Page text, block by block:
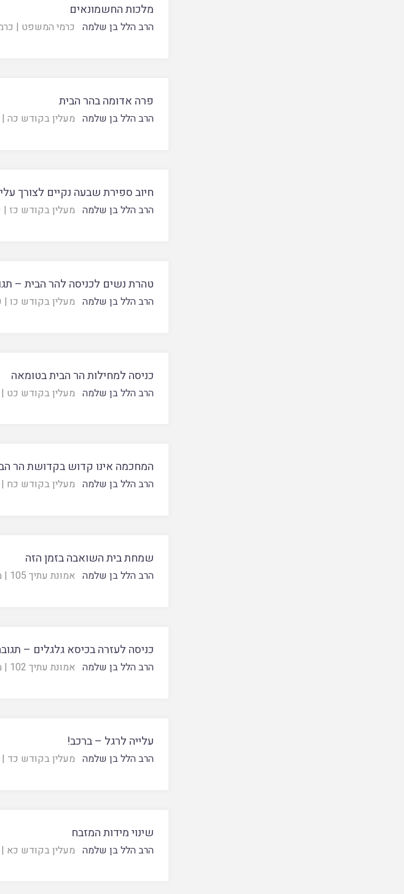
מלכות החשמונאים
הרב הלל בן שלמה כרמי המשפט |
פרה אדומה בהר הבית
הרב הלל בן שלמה מעלין בקודש כה |
חיוב ספירת שבעה נקיים לצורך
הרב הלל בן שלמה מעלין בקודש כז |
טהרת נשים לכניסה להר הבית –
הרב הלל בן שלמה מעלין בקודש כו |
כניסה למחילות הר הבית בטומאה
הרב הלל בן שלמה מעלין בקודש כט |
המחכמה אינו קדוש בקדושת הר
הרב הלל בן שלמה מעלין בקודש כח |
שמחת בית השואבה בזמן הזה
הרב הלל בן שלמה אמונת עתיך 105 |
כניסה לעזרה בכיסא גלגלים –
הרב הלל בן שלמה אמונת עתיך 102 |
עלייה לרגל – ברכב!
הרב הלל בן שלמה מעלין בקודש כד |
שינוי מידות המזבח
הרב הלל בן שלמה מעלין בקודש כא |